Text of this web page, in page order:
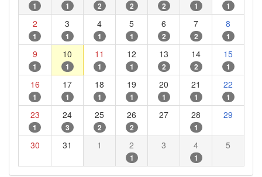
1 1 2 2 2 1 1
2
1
3
1
4
1
5
1
6
2
7
2
8
1
9
1
10
1
11
1
12
1
13
2
14
2
15
1
16
1
17
1
18
1
19
1
20
1
21
1
22
1
23
1
24
3
25
2
26
2
27 28
1
29
30 31 1 2
1
3 4
1
5